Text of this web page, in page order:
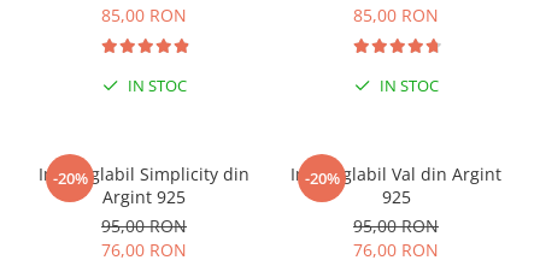
85,00 RON
IN STOC
85,00 RON
IN STOC
-20%
Inel reglabil Simplicity din
Argint 925
95,00 RON
76,00 RON
-20%
Inel reglabil Val din Argint
925
95,00 RON
76,00 RON